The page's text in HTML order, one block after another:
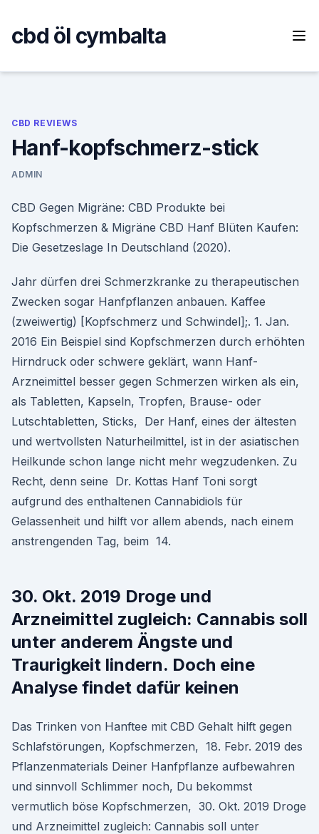
content
cbd öl cymbalta
CBD REVIEWS
Hanf-kopfschmerz-stick
ADMIN
CBD Gegen Migräne: CBD Produkte bei
Kopfschmerzen & Migräne CBD Hanf Blüten Kaufen:
Die Gesetzeslage In Deutschland (2020).
Jahr dürfen drei Schmerzkranke zu therapeutischen
Zwecken sogar Hanfpflanzen anbauen. Kaffee
(zweiwertig) [Kopfschmerz und Schwindel];. 1. Jan.
2016 Ein Beispiel sind Kopfschmerzen durch erhöhten
Hirndruck oder schwere geklärt, wann Hanf-
Arzneimittel besser gegen Schmerzen wirken als ein,
als Tabletten, Kapseln, Tropfen, Brause- oder
Lutschtabletten, Sticks, Der Hanf, eines der ältesten
und wertvollsten Naturheilmittel, ist in der asiatischen
Heilkunde schon lange nicht mehr wegzudenken. Zu
Recht, denn seine Dr. Kottas Hanf Toni sorgt
aufgrund des enthaltenen Cannabidiols für
Gelassenheit und hilft vor allem abends, nach einem
anstrengenden Tag, beim 14.
30. Okt. 2019 Droge und
Arzneimittel zugleich: Cannabis soll
unter anderem Ängste und
Traurigkeit lindern. Doch eine
Analyse findet dafür keinen
Das Trinken von Hanftee mit CBD Gehalt hilft gegen
Schlafstörungen, Kopfschmerzen, 18. Febr. 2019 des
Pflanzenmaterials Deiner Hanfpflanze aufbewahren
und sinnvoll Schlimmer noch, Du bekommst
vermutlich böse Kopfschmerzen, 30. Okt. 2019 Droge
und Arzneimittel zugleich: Cannabis soll unter